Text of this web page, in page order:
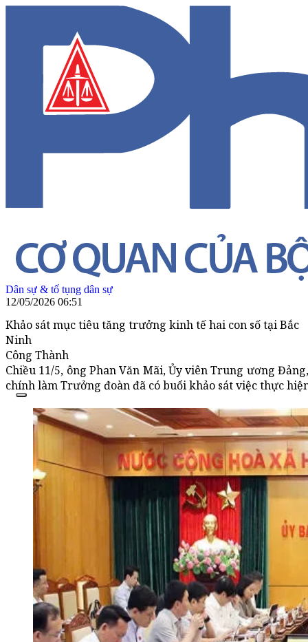
Dân sự & tố tụng dân sự
12/05/2026 06:51
Khảo sát mục tiêu tăng trưởng kinh tế hai con số tại Bắc
Ninh
Công Thành
Chiều 11/5, ông Phan Văn Mãi, Ủy viên Trung ương
chính làm Trưởng đoàn đã có buổi khảo sát việc thực